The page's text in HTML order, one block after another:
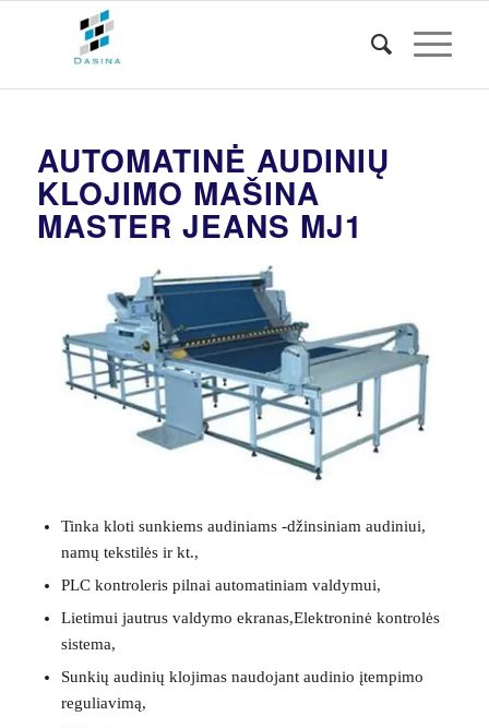
AUTOMATINĖ AUDINIŲ
KLOJIMO MAŠINA
MASTER JEANS MJ1
Tinka kloti sunkiems audiniams -džinsiniam audiniui,
namų tekstilės ir kt.,
PLC kontroleris pilnai automatiniam valdymui,
Lietimui jautrus valdymo ekranas,Elektroninė kontrolės
sistema,
Sunkių audinių klojimas naudojant audinio įtempimo
reguliavimą,